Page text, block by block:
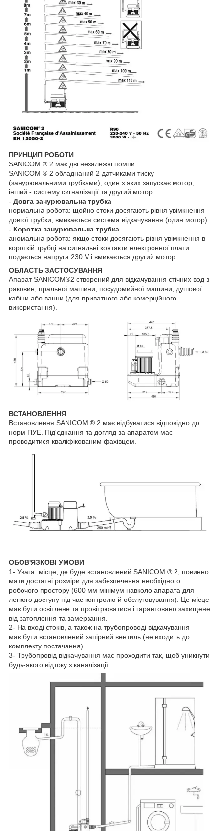
ПРИНЦИП РОБОТИ
SANICOM ® 2 має дві незалежні помпи.
SANICOM ® 2 обладнаний 2 датчиками тиску
(занурювальними трубками), один з яких запускає мотор,
інший - систему сигналізації та другий мотор.
- Довга занурювальна трубка
нормальна робота: щойно стоки досягають рівня увімкнення
довгої трубки, вмикається система відкачування (один мотор).
- Коротка занурювальна трубка
аномальна робота: якщо стоки досягають рівня увімкнення в
короткій трубці на сигнальні контакти електронної плати
подається напруга 230 V і вмикається другий мотор.
ОБЛАСТЬ ЗАСТОСУВАННЯ
Апарат SANICOM®2 створений для відкачування стічних вод з
раковин, пральної машини, посудомийної машини, душової
кабіни або ванни (для приватного або комерційного
використання).
ВСТАНОВЛЕННЯ
Встановлення SANICOM ® 2 має відбуватися відповідно до
норм ПУЕ. Під'єднання та догляд за апаратом має
проводитися кваліфікованим фахівцем.
ОБОВ'ЯЗКОВІ УМОВИ
1- Увага: місце, де буде встановлений SANICOM ® 2, повинно
мати достатні розміри для забезпечення необхідного
робочого простору (600 мм мінімум навколо апарата для
легкого доступу під час контролю й обслуговування). Це місце
має бути освітлене та провітрюватися і гарантовано захищене
від затоплення та замерзання.
2- На вході стоків, а також на трубопроводі відкачування
має бути встановлений запірний вентиль (не входить до
комплекту постачання).
3- Трубопровід відкачування має проходити так, щоб уникнути
будь-якого відтоку з каналізації